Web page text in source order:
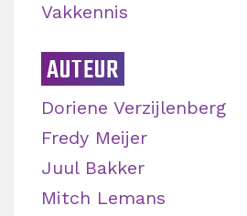
Vakkennis
AUTEUR
Doriene Verzijlenberg
Fredy Meijer
Juul Bakker
Mitch Lemans